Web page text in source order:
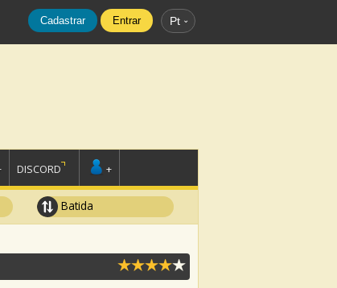
Cadastrar Entrar Pt
DISCORD +
Batida